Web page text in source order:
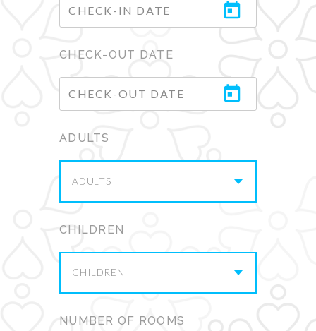
CHECK-OUT DATE
ADULTS
ADULTS
CHILDREN
CHILDREN
NUMBER OF ROOMS